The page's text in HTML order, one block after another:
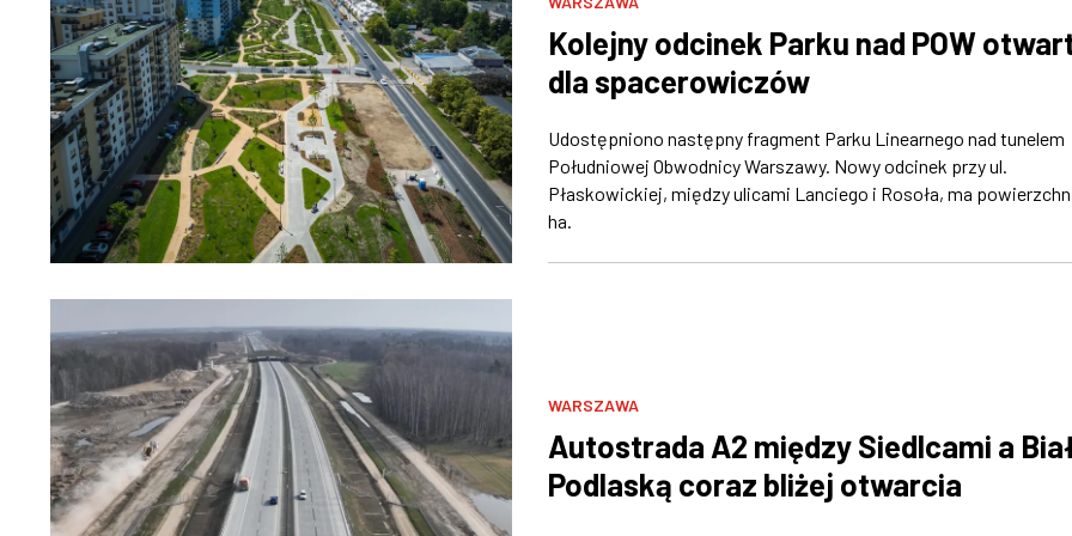
Kolejny odcinek Parku nad POW
dla spacerowiczów
Udostępniono następny fragment Parku Linearnego nad tunelem
Południowej Obwodnicy Warszawy. Nowy odcinek przy ul.
Płaskowickiej, między ulicami Lanciego i Rosoła, ma
ha.
WARSZAWA
Autostrada A2 między Siedlcami a
Podlaską coraz bliżej otwarcia